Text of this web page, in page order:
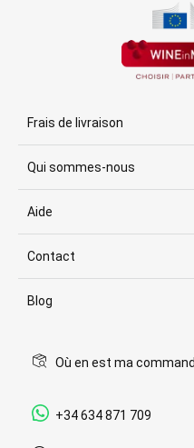
Frais de livraison
Qui sommes-nous
Aide
Contact
Blog
Où en est ma
+34 634 871 709